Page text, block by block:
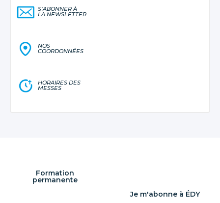
S’ABONNER À
LA NEWSLETTER
NOS
COORDONNÉES
HORAIRES DES
MESSES
Formation
permanente
Je m'abonne à ÉDY